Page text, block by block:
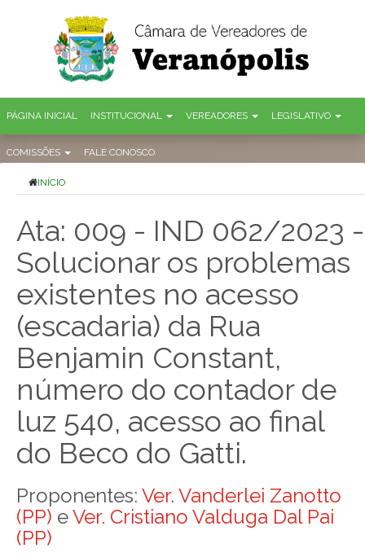
PÁGINA INICIAL INSTITUCIONAL VEREADORES LEGISLATIVO
COMISSÕES FALE CONOSCO
INÍCIO
Ata: 009 - IND 062/2023 -
Solucionar os problemas
existentes no acesso
(escadaria) da Rua
Benjamin Constant,
número do contador de
luz 540, acesso ao final
do Beco do Gatti.
Proponentes: Ver. Vanderlei Zanotto
(PP) eVer. Cristiano Valduga Dal Pai
(PP)